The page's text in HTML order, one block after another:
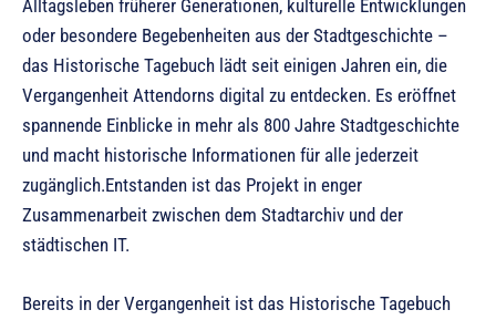
Alltagsleben früherer Generationen, kulturelle Entwicklungen
oder besondere Begebenheiten aus der Stadtgeschichte –
das Historische Tagebuch lädt seit einigen Jahren ein, die
Vergangenheit Attendorns digital zu entdecken. Es eröffnet
spannende Einblicke in mehr als 800 Jahre Stadtgeschichte
und macht historische Informationen für alle jederzeit
zugänglich.Entstanden ist das Projekt in enger
Zusammenarbeit zwischen dem Stadtarchiv und der
städtischen IT.
Bereits in der Vergangenheit ist das Historische Tagebuch